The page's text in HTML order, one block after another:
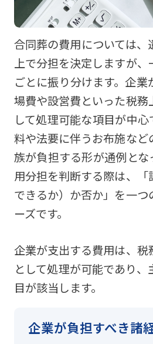
合同葬の費用については、
上で分担を決定しますが、
ごとに振り分けます。企
場費や設営費といった税務
して処理可能な項目が中
料や法要に伴うお布施な
族が負担する形が通例とな
用分担を判断する際は、
できるか）か否か」を一
ーズです。
企業が支出する費用は、税
として処理が可能であり
目が該当します。
企業が負担すべき諸